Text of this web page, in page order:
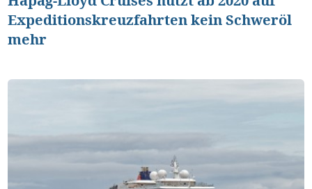
Expeditionskreuzfahrten kein Schweröl
mehr